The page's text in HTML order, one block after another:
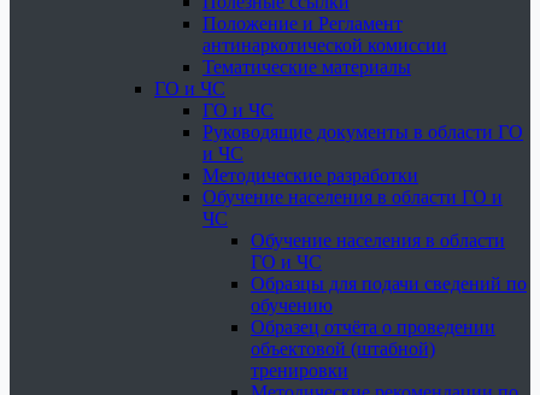
Положение и Регламент
антинаркотической комиссии
Тематические материалы
ГО и ЧС
ГО и ЧС
Руководящие документы в области ГО
и ЧС
Методические разработки
Обучение населения в области ГО и
ЧС
Обучение населения в области
ГО и ЧС
Образцы для подачи сведений по
обучению
Образец отчёта о проведении
объектовой (штабной)
тренировки